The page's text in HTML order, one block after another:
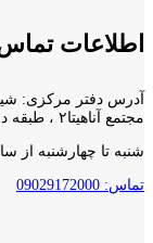
اطلاعات
آدرس دفتر مرکزی:
مجتمع آناهیتا۲ ، طبقه دوم، واحد 56
شنبه تا چهارشنبه از ساعت 8 تا 19 و پنج شنبه ها 8 تا 2
تماس: 09029172000